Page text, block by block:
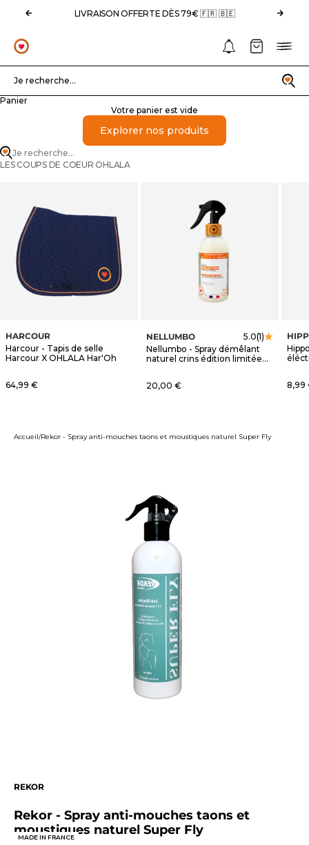
Précédent
LIVRAISON OFFERTE DÈS 79€ 🇫🇷 🇧🇪
OHLALA
Recherche
Je recherche...
Notifications
Panier
Panier
Votre panier est vide
Explorer nos produits
Je recherche...
LES COUPS DE COEUR OHLALA
HARCOUR
Harcour - Tapis de selle
Harcour X OHLALA Har'Oh
Prix de vente
64,99 €
NELLUMBO 5.0(1)
Nellumbo - Spray démêlant
naturel crins édition limitée
Prix de vente
20,00 € Prix
8,99
Accueil Rekor - Spray anti-mouches taons et moustiques naturel Super Fly
REKOR
Rekor - Spray anti-mouches taons et
moustiques naturel Super Fly
MADE IN FRANCE